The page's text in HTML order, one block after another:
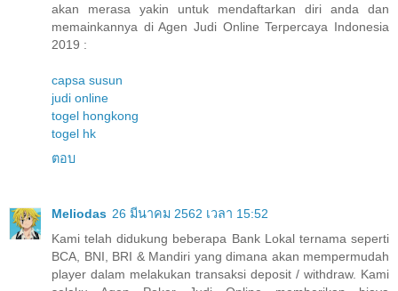
akan merasa yakin untuk mendaftarkan diri anda dan
memainkannya di Agen Judi Online Terpercaya Indonesia
2019 :
capsa susun
judi online
togel hongkong
togel hk
ตอบ
Meliodas 26 มีนาคม 2562 เวลา 15:52
Kami telah didukung beberapa Bank Lokal ternama seperti
BCA, BNI, BRI & Mandiri yang dimana akan mempermudah
player dalam melakukan transaksi deposit / withdraw. Kami